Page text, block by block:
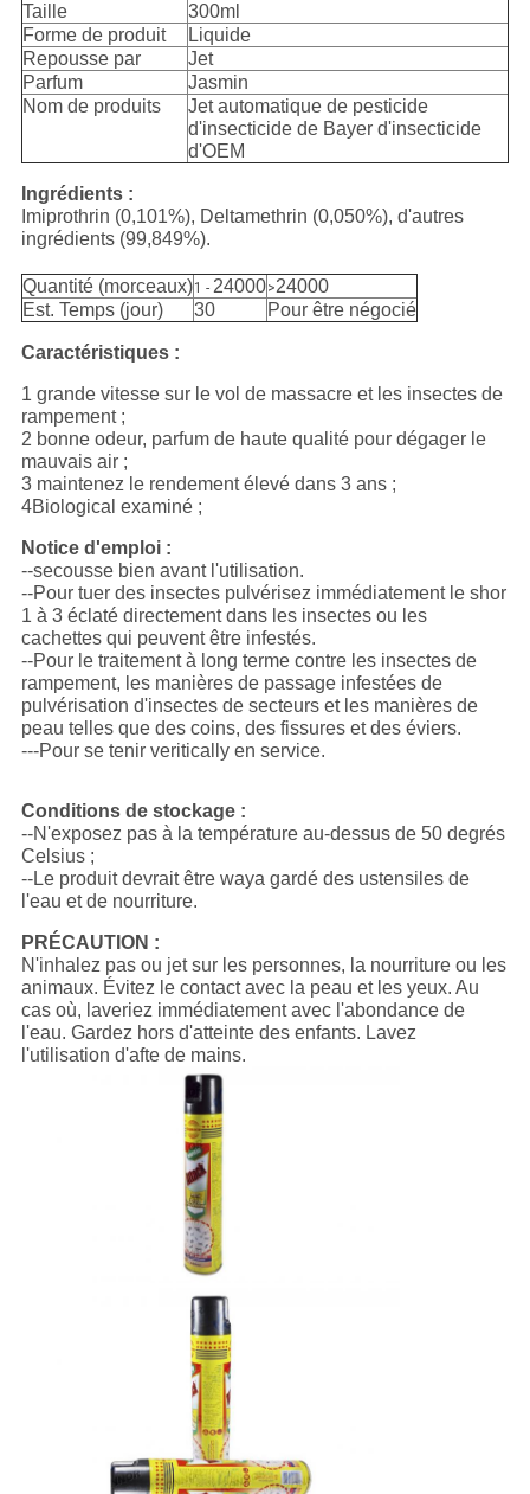
Taille
300ml
Forme de produit
Liquide
Repousse par
Jet
Parfum
Jasmin
Nom de produits
Jet automatique de pesticide
d'insecticide de Bayer d'insecticide
d'OEM
Ingrédients :
Imiprothrin (0,101%), Deltamethrin (0,050%), d'autres
ingrédients (99,849%).
Quantité (morceaux)1 - 24000>24000
Est. Temps (jour)
30 Pour être négocié
Caractéristiques :
1 grande vitesse sur le vol de massacre et les insectes de
rampement ;
2 bonne odeur, parfum de haute qualité pour dégager le
mauvais air ;
3 maintenez le rendement élevé dans 3 ans ;
4Biological examiné ;
Notice d'emploi :
--secousse bien avant l'utilisation.
--Pour tuer des insectes pulvérisez immédiatement le shor
1 à 3 éclaté directement dans les insectes ou les
cachettes qui peuvent être infestés.
--Pour le traitement à long terme contre les insectes de
rampement, les manières de passage infestées de
pulvérisation d'insectes de secteurs et les manières de
peau telles que des coins, des fissures et des éviers.
---Pour se tenir veritically en service.
Conditions de stockage :
--N'exposez pas à la température au-dessus de 50 degrés
Celsius ;
--Le produit devrait être waya gardé des ustensiles de
l'eau et de nourriture.
PRÉCAUTION :
N'inhalez pas ou jet sur les personnes, la nourriture ou les
animaux. Évitez le contact avec la peau et les yeux. Au
cas où, laveriez immédiatement avec l'abondance de
l'eau. Gardez hors d'atteinte des enfants. Lavez
l'utilisation d'afte de mains.